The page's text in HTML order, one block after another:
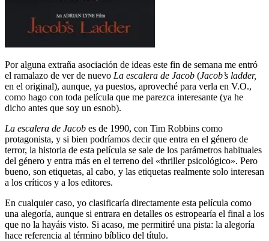
Por alguna extraña asociación de ideas este fin de semana me entró
el ramalazo de ver de nuevo La escalera de Jacob (Jacob’s ladder,
en el original), aunque, ya puestos, aproveché para verla en V.O.,
como hago con toda película que me parezca interesante (ya he
dicho antes que soy un esnob).
La escalera de Jacob es de 1990, con Tim Robbins como
protagonista, y si bien podríamos decir que entra en el género de
terror, la historia de esta película se sale de los parámetros habituales
del género y entra más en el terreno del «thriller psicológico». Pero
bueno, son etiquetas, al cabo, y las etiquetas realmente solo interesan
a los críticos y a los editores.
En cualquier caso, yo clasificaría directamente esta película como
una alegoría, aunque si entrara en detalles os estropearía el final a los
que no la hayáis visto. Si acaso, me permitiré una pista: la alegoría
hace referencia al término bíblico del título.